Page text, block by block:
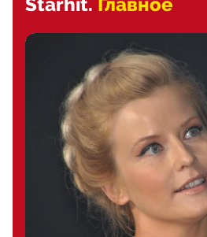
Starhit. Главное